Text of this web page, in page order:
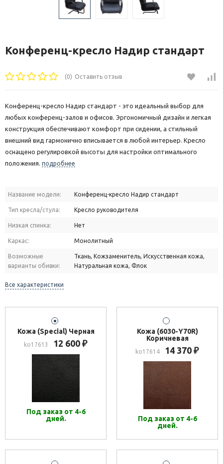
Конференц-кресло Надир стандарт
(0) Оставить отзыв
Конференц-кресло Надир стандарт - это идеальный выбор для
любых конференц-залов и офисов. Эргономичный дизайн и легкая
конструкция обеспечивают комфорт при сидении, а стильный
внешний вид гармонично вписывается в любой интерьер. Кресло
оснащено регулировкой высоты для настройки оптимального
положения. подробнее
Название модели: Конференц-кресло Надир стандарт
Тип кресла/стула: Кресло руководителя
Низкая спинка: Нет
Каркас: Монолитный
Возможные
варианты обивки:
Ткань, Кожзаменитель, Искусственная кожа,
Натуральная кожа, Флок
Все характеристики
Кожа (Special) Черная
ko17613 12 600 ₽
Под заказ от 4-6
дней.
Кожа (6030-Y70R)
Коричневая
ko17614 14 370 ₽
Под заказ от 4-6
дней.